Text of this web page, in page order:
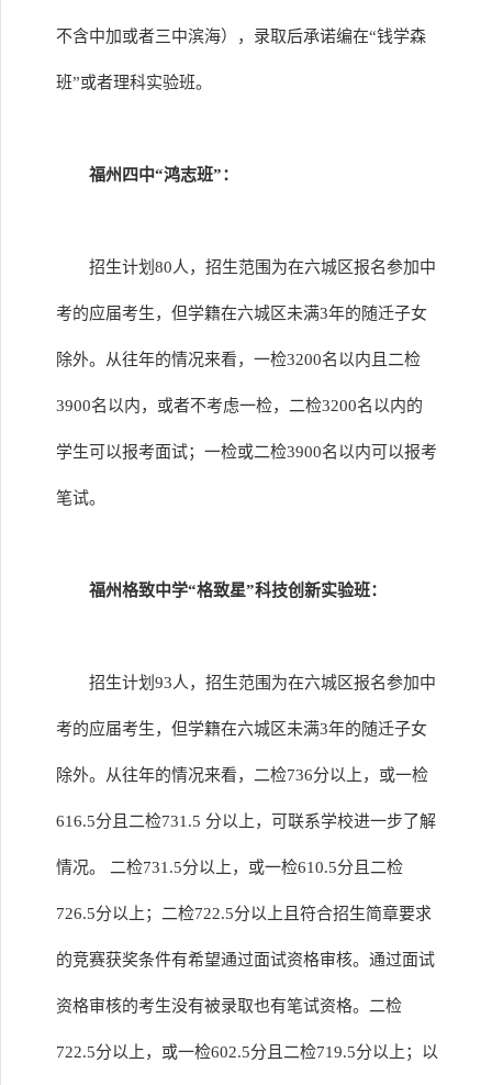
不含中加或者三中滨海），录取后承诺编在“钱学森
班”或者理科实验班。
福州四中“鸿志班”：
招生计划80人，招生范围为在六城区报名参加中
考的应届考生，但学籍在六城区未满3年的随迁子女
除外。从往年的情况来看，一检3200名以内且二检
3900名以内，或者不考虑一检，二检3200名以内的
学生可以报考面试；一检或二检3900名以内可以报考
笔试。
福州格致中学“格致星”科技创新实验班：
招生计划93人，招生范围为在六城区报名参加中
考的应届考生，但学籍在六城区未满3年的随迁子女
除外。从往年的情况来看，二检736分以上，或一检
616.5分且二检731.5 分以上，可联系学校进一步了解
情况。 二检731.5分以上，或一检610.5分且二检
726.5分以上；二检722.5分以上且符合招生简章要求
的竞赛获奖条件有希望通过面试资格审核。通过面试
资格审核的考生没有被录取也有笔试资格。二检
722.5分以上，或一检602.5分且二检719.5分以上；以